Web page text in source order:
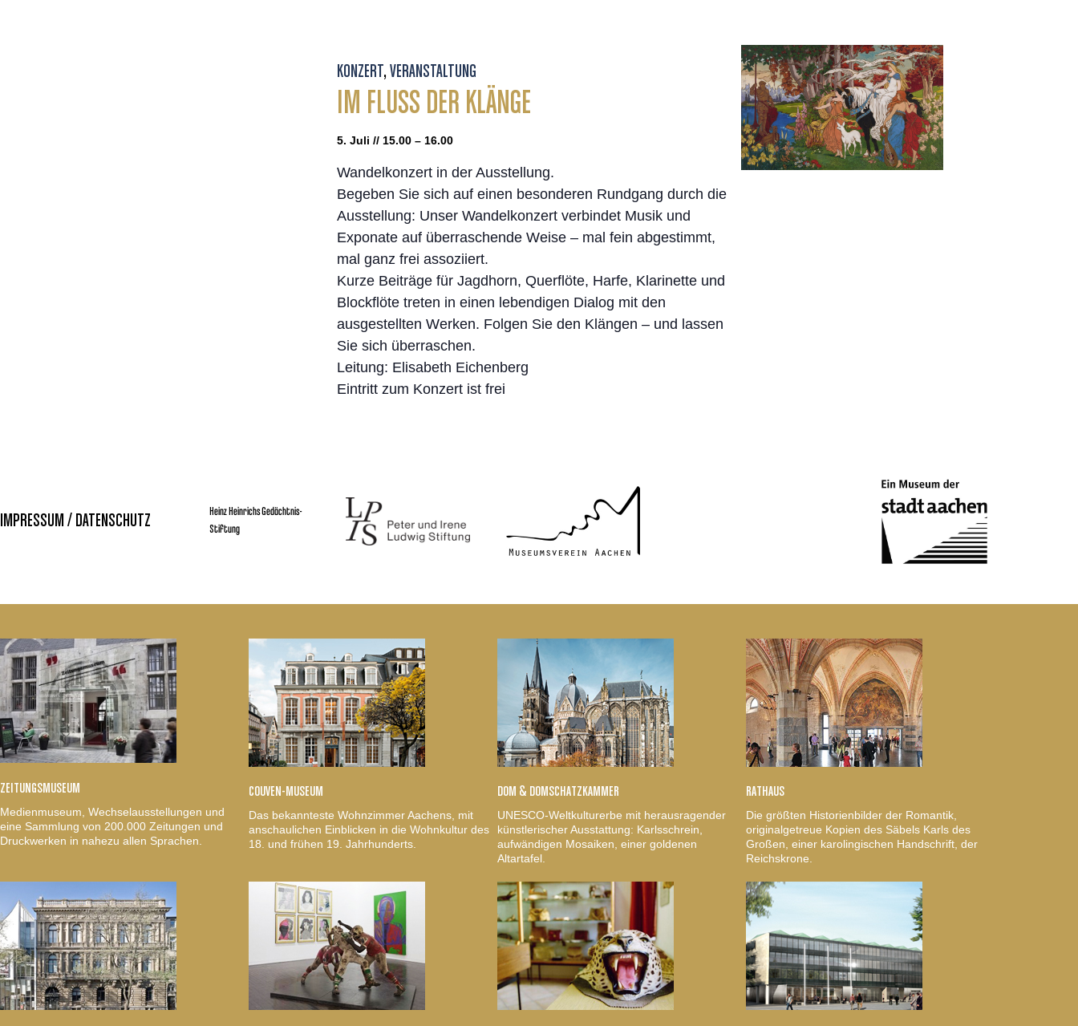
KONZERT , VERANSTALTUNG
IM FLUSS DER KLÄNGE
5. Juli // 15.00 – 16.00
Wandelkonzert in der Ausstellung.
Begeben Sie sich auf einen besonderen Rundgang durch die
Ausstellung: Unser Wandelkonzert verbindet Musik und
Exponate auf überraschende Weise – mal fein abgestimmt,
mal ganz frei assoziiert.
Kurze Beiträge für Jagdhorn, Querflöte, Harfe, Klarinette und
Blockflöte treten in einen lebendigen Dialog mit den
ausgestellten Werken. Folgen Sie den Klängen – und lassen
Sie sich überraschen.
Leitung: Elisabeth Eichenberg
Eintritt zum Konzert ist frei
IMPRESSUM / DATENSCHUTZ
Heinz Heinrichs Gedächtnis-
Stiftung
ZEITUNGSMUSEUM
Medienmuseum, Wechselausstellungen und
eine Sammlung von 200.000 Zeitungen und
Druckwerken in nahezu allen Sprachen.
COUVEN-MUSEUM
Das bekannteste Wohnzimmer Aachens, mit
anschaulichen Einblicken in die Wohnkultur des
18. und frühen 19. Jahrhunderts.
DOM & DOMSCHATZKAMMER
UNESCO-Weltkulturerbe mit herausragender
künstlerischer Ausstattung: Karlsschrein,
aufwändigen Mosaiken, einer goldenen
Altartafel.
RATHAUS
Die größten Historienbilder der Romantik,
originalgetreue Kopien des Säbels Karls des
Großen, einer karolingischen Handschrift, der
Reichskrone.